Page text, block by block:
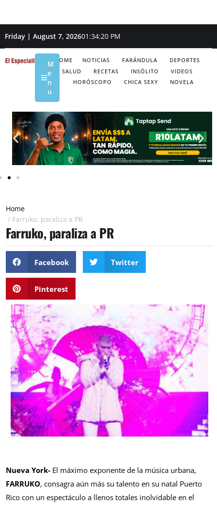
Friday | August 7, 202601:34:21 PM
HOME NOTICIAS FARÁNDULA
DEPORTES
SALUD
RECETAS INSÓLITO
VIDEOS
HORÓSCOPO
CHICA SEXY NOVELA
M
e
n
u
Home
/ Farruko, paraliza a PR
Farruko, paraliza a PR
Facebook Twitter
Pinterest
Nueva York- El máximo exponente de la música urbana,
FARRUKO, consagra aún más su talento en su natal Puerto
Rico con un espectáculo a llenos totales inolvidable en el